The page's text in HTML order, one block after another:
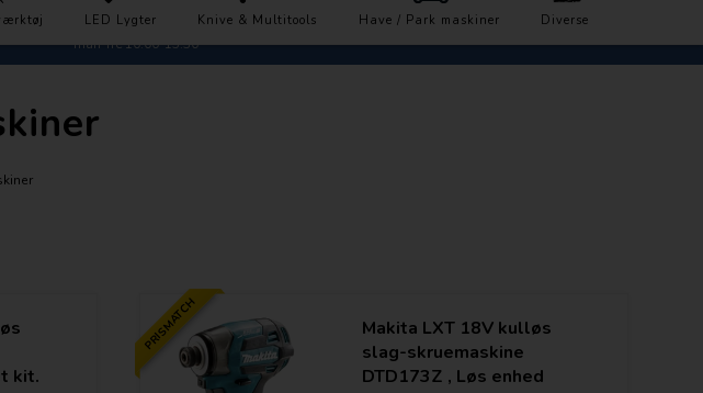
LED Lygter Knive & Multitools Have / Park maskiner Diverse
Kundeservice 27217878
man-fre 10.00-15.30
Trustpilot
kit.
PRISMATCH
Makita LXT 18V kulløs
slag-skruemaskine
DTD173Z , Løs enhed